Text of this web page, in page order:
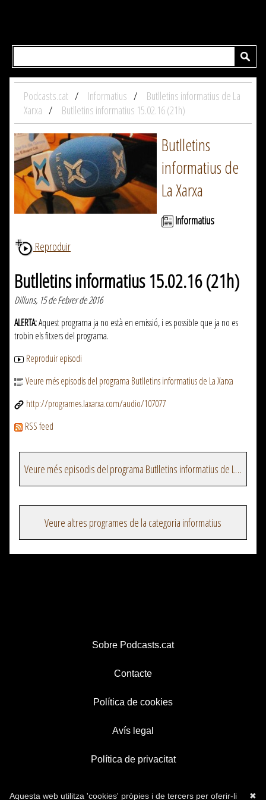
Podcasts.cat Informatius
Butlletins informatius de La
Xarxa
Butlletins informatius 15.02.16 (21h)
Butlletins
informatius de
La Xarxa
Informatius
Reproduir
Butlletins informatius 15.02.16 (21h)
Dilluns, 15 de Febrer de 2016
ALERTA:Aquest programa ja no està en emissió, i es possible que ja no es
trobin els fitxers del programa.
Reproduir episodi
Veure més episodis del programa Butlletins informatius de La Xarxa
http://programes.laxarxa.com/audio/107077
RSS feed
Veure més episodis del programa Butlletins informatius de La Xarxa
Veure altres programes de la categoria informatius
Sobre Podcasts.cat
Contacte
Política de cookies
Avís legal
Política de privacitat
✖
Aquesta web utilitza 'cookies' pròpies i de tercers per oferir-li